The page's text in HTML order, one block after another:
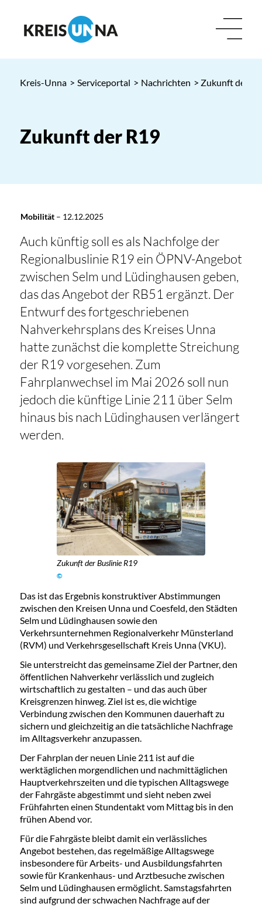
Kreis-Unna > Serviceportal > Nachrichten > Zukunft der
Zukunft der R19
Mobilität– 12.12.2025
Auch künftig soll es als Nachfolge der
Regionalbuslinie R19 ein ÖPNV-Angebot
zwischen Selm und Lüdinghausen geben,
das das Angebot der RB51 ergänzt. Der
Entwurf des fortgeschriebenen
Nahverkehrsplans des Kreises Unna
hatte zunächst die komplette Streichung
der R19 vorgesehen. Zum
Fahrplanwechsel im Mai 2026 soll nun
jedoch die künftige Linie 211 über Selm
hinaus bis nach Lüdinghausen verlängert
werden.
Zukunft der Buslinie R19
©
Das ist das Ergebnis konstruktiver Abstimmungen
zwischen den Kreisen Unna und Coesfeld, den Städten
Selm und Lüdinghausen sowie den
Verkehrsunternehmen Regionalverkehr Münsterland
(RVM) und Verkehrsgesellschaft Kreis Unna (VKU).
Sie unterstreicht das gemeinsame Ziel der Partner, den
öffentlichen Nahverkehr verlässlich und zugleich
wirtschaftlich zu gestalten – und das auch über
Kreisgrenzen hinweg. Ziel ist es, die wichtige
Verbindung zwischen den Kommunen dauerhaft zu
sichern und gleichzeitig an die tatsächliche Nachfrage
im Alltagsverkehr anzupassen.
Der Fahrplan der neuen Linie 211 ist auf die
werktäglichen morgendlichen und nachmittäglichen
Hauptverkehrszeiten und die typischen Alltagswege
der Fahrgäste abgestimmt und sieht neben zwei
Frühfahrten einen Stundentakt vom Mittag bis in den
frühen Abend vor.
Für die Fahrgäste bleibt damit ein verlässliches
Angebot bestehen, das regelmäßige Alltagswege
insbesondere für Arbeits- und Ausbildungsfahrten
sowie für Krankenhaus- und Arztbesuche zwischen
Selm und Lüdinghausen ermöglicht. Samstagsfahrten
sind aufgrund der schwachen Nachfrage auf der